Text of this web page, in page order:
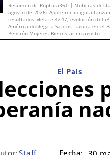
Resumen de Ruptura360 | Noticias
agosto de 2026: Apple reconfigura
resultados Melate 4247; evolución del
América doblega a Santos Laguna en el
Pensión Mujeres Bienestar en agosto.
El País
Staff Fecha: 30